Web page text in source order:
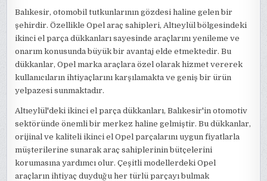
Balıkesir, otomobil tutkunlarının gözdesi haline gelen bir
şehirdir. Özellikle Opel araç sahipleri, Altıeylül bölgesindeki
ikinci el parça dükkanları sayesinde araçlarını yenileme ve
onarım konusunda büyük bir avantaj elde etmektedir. Bu
dükkanlar, Opel marka araçlara özel olarak hizmet vererek
kullanıcıların ihtiyaçlarını karşılamakta ve geniş bir ürün
yelpazesi sunmaktadır.
Altıeylül'deki ikinci el parça dükkanları, Balıkesir'in otomotiv
sektöründe önemli bir merkez haline gelmiştir. Bu dükkanlar,
orijinal ve kaliteli ikinci el Opel parçalarını uygun fiyatlarla
müşterilerine sunarak araç sahiplerinin bütçelerini
korumasına yardımcı olur. Çeşitli modellerdeki Opel
araçların ihtiyaç duyduğu her türlü parçayı bulmak